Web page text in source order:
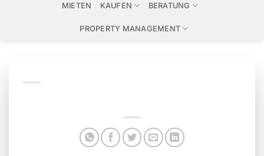
MIETEN KAUFEN BERATUNG
PROPERTY MANAGEMENT